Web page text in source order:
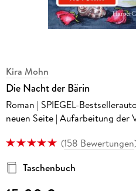
Kira Mohn
Die Nacht der Bärin
Roman | SPIEGEL-
neuen Seite | Aufarbeitung der
(158 Bewertungen
Taschenbuch